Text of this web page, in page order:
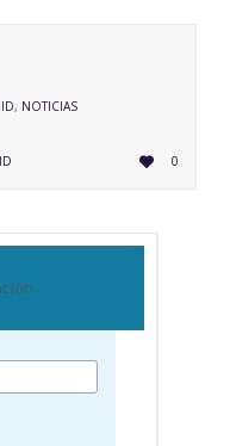
, NOTICIAS
 LOVE
IT0